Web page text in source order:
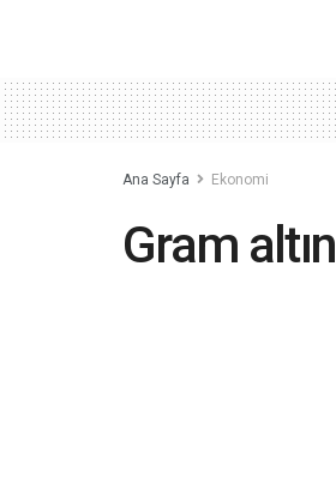
Ana Sayfa Ekonomi
Gram